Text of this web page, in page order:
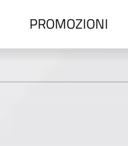
PROMOZIONI